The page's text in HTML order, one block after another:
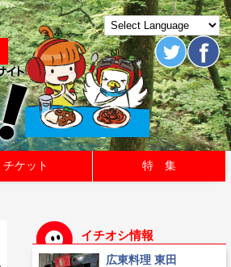
チケット 特 集
イチオシ情報
広東料理 東田